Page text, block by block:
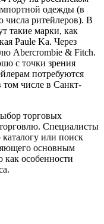
одежды (в
числа ритейлеров). В
такие марки, как
Paule Ka. Через
Abercrombie & Fitch.
с точки зрения
потребуются
том числе в Санкт-
торговых
Специалисты
или поиск
основным
как особенности